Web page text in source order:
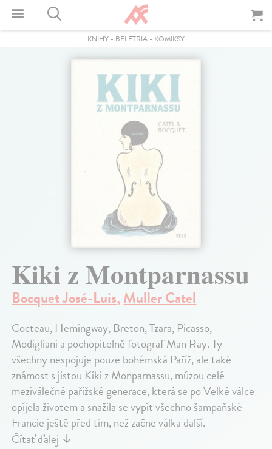
KNIHY - BELETRIA - KOMIKSY
Kiki z Montparnassu
Bocquet José-Luis,Muller Catel
Cocteau, Hemingway, Breton, Tzara, Picasso,
Modigliani a pochopitelně fotograf Man Ray. Ty
všechny nespojuje pouze bohémská Paříž, ale také
známost s jistou Kiki z Monparnassu, múzou celé
meziválečné pařížské generace, která se po Velké válce
opíjela životem a snažila se vypít všechno šampaňské
Francie ještě před tím, než začne válka další.
Čítať ďalej↓